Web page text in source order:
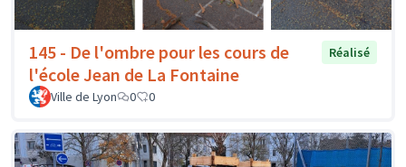
145 - De l'ombre pour les cours de
l'école Jean de La Fontaine
Réalisé
Ville de Lyon 0 0